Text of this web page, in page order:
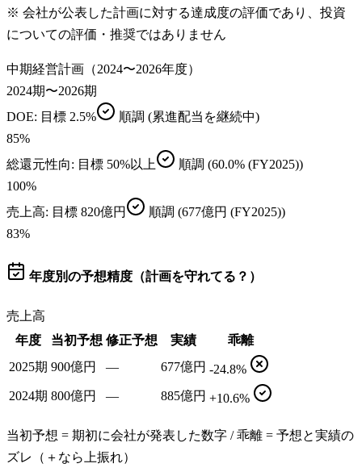
※ 会社が公表した計画に対する達成度の評価であり、投資
についての評価・推奨ではありません
中期経営計画（2024〜2026年度）
2024期〜2026期
DOE: 目標 2.5% 順調 (累進配当を継続中)
85%
総還元性向: 目標 50%以上 順調 (60.0% (FY2025))
100%
売上高: 目標 820億円 順調 (677億円 (FY2025))
83%
年度別の予想精度（計画を守れてる？）
売上高
年度
当初予想 修正予想 実績
乖離
2025期 900億円 — 677億円 -24.8%
2024期 800億円 — 885億円 +10.6%
当初予想 = 期初に会社が発表した数字 / 乖離 = 予想と実績の
ズレ（＋なら上振れ）